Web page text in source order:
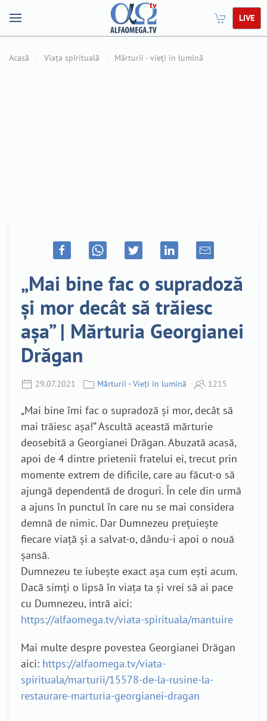
LIVE
Acasă Viața spirituală Mărturii - vieți în lumină
„Mai bine fac o supradoză
și mor decât să trăiesc
așa” | Mărturia Georgianei
Drăgan
29.07.2021 Mărturii - Vieți în lumină 1215
„Mai bine îmi fac o supradoză și mor, decât să
mai trăiesc așa!” Ascultă această mărturie
deosebită a Georgianei Drăgan. Abuzată acasă,
apoi de 4 dintre prietenii fratelui ei, trecut prin
momente extrem de dificile, care au făcut-o să
ajungă dependentă de droguri. În cele din urmă
a ajuns în punctul în care nu se mai considera
demnă de nimic. Dar Dumnezeu prețuiește
fiecare viață și a salvat-o, dându-i apoi o nouă
șansă.
Dumnezeu te iubește exact așa cum ești acum.
Dacă simți o lipsă în viața ta și vrei să ai pace
cu Dumnezeu, intră aici:
https://alfaomega.tv/viata-spirituala/mantuire
Mai multe despre povestea Georgianei Drăgan
aici: https://alfaomega.tv/viata-
spirituala/marturii/15578-de-la-rusine-la-
restaurare-marturia-georgianei-dragan